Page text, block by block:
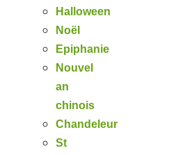
Halloween
Noël
Epiphanie
Nouvel
an
chinois
Chandeleur
St